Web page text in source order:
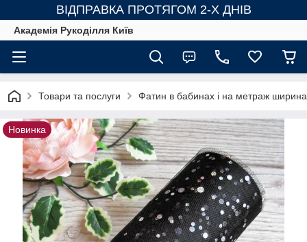
ВІДПРАВКА ПРОТЯГОМ 2-Х ДНІВ
Академія Рукоділля Київ
Товари та послуги Фатин в бабинах і на метраж
Новинка